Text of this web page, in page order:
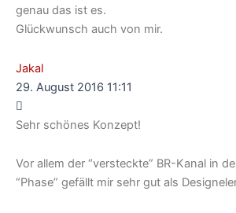
genau das ist es.
Glückwunsch auch von mir.
Jakal
29. August 2016 11:11
Sehr schönes Konzept!
Vor allem der “versteckte” BR-Kanal in
“Phase” gefällt mir sehr gut als